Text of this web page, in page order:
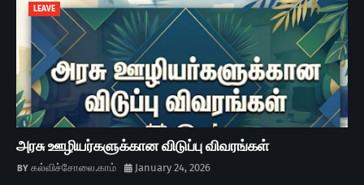
LEAVE
அரசு ஊழியர்களுக்கான விடுப்பு விவரங்கள்
கல்விச்சோலை.காம் January 24, 2026